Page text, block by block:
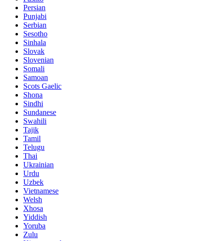
Persian
Punjabi
Serbian
Sesotho
Sinhala
Slovak
Slovenian
Somali
Samoan
Scots Gaelic
Shona
Sindhi
Sundanese
Swahili
Tajik
Tamil
Telugu
Thai
Ukrainian
Urdu
Uzbek
Vietnamese
Welsh
Xhosa
Yiddish
Yoruba
Zulu